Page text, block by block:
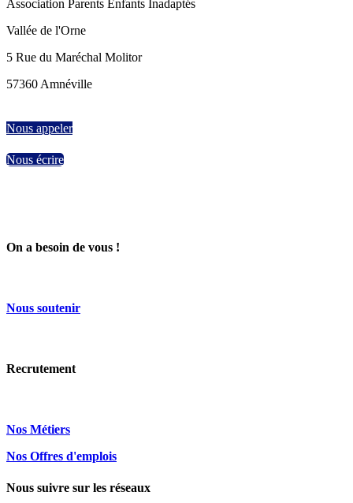
Association Parents Enfants Inadaptés
Vallée de l'Orne
5 Rue du Maréchal Molitor
57360 Amnéville
Nous appeler
Nous écrire
On a besoin de vous !
Nous soutenir
Recrutement
Nos Métiers
Nos Offres d'emplois
Nous suivre sur les réseaux